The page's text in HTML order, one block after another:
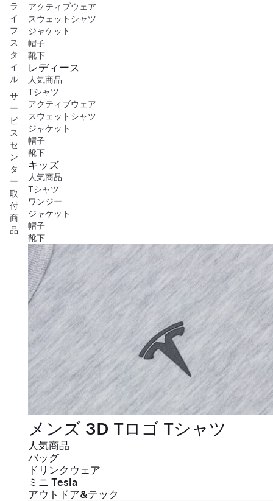
ラ
イ
フ
ス
タ
イ
ル
サ
ー
ビ
ス
セ
ン
タ
ー
取
付
商
品
アクティブウェア
スウェットシャツ
ジャケット
帽子
靴下
レディース
人気商品
Tシャツ
アクティブウェア
スウェットシャツ
ジャケット
帽子
靴下
キッズ
人気商品
Tシャツ
ワンジー
ジャケット
帽子
靴下
メンズ 3D Tロゴ Tシャツ
人気商品
バッグ
ドリンクウェア
ミニ Tesla
アウトドア&テック